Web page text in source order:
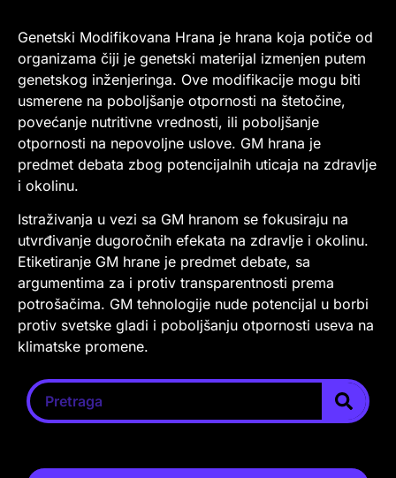
Genetski Modifikovana Hrana je hrana koja potiče od
organizama čiji je genetski materijal izmenjen putem
genetskog inženjeringa. Ove modifikacije mogu biti
usmerene na poboljšanje otpornosti na štetočine,
povećanje nutritivne vrednosti, ili poboljšanje
otpornosti na nepovoljne uslove. GM hrana je
predmet debata zbog potencijalnih uticaja na zdravlje
i okolinu.
Istraživanja u vezi sa GM hranom se fokusiraju na
utvrđivanje dugoročnih efekata na zdravlje i okolinu.
Etiketiranje GM hrane je predmet debate, sa
argumentima za i protiv transparentnosti prema
potrošačima. GM tehnologije nude potencijal u borbi
protiv svetske gladi i poboljšanju otpornosti useva na
klimatske promene.